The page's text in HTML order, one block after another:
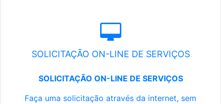
SOLICITAÇÃO ON-LINE DE SERVIÇOS
SOLICITAÇÃO ON-LINE DE SERVIÇOS
Faça uma solicitação através da internet, sem